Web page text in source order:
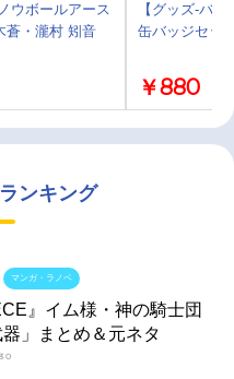
ウボールアース
蒼・瀧村 矧音
【グッズ-バ
缶バッジセッ
￥880
ンキング
』イム様・神の騎士団
器」まとめ＆元ネタ
マンガ・ラノベ